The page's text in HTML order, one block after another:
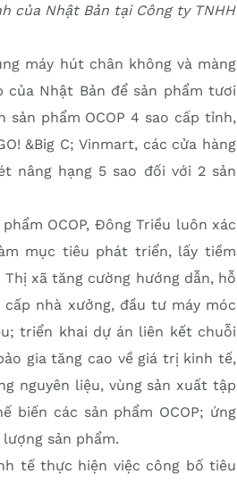
của Nhật Bản tại Công ty TNHH
máy hút chân không và màng
Nhật Bản để sản phẩm tươi
phẩm OCOP 4 sao cấp tỉnh,
&Big C; Vinmart, các cửa hàng
nâng hạng 5 sao đối với 2 sản
OCOP, Đông Triều luôn xác
mục tiêu phát triển, lấy tiềm
xã tăng cường hướng dẫn, hỗ
nhà xưởng, đầu tư máy móc
triển khai dự án liên kết chuỗi
gia tăng cao về giá trị kinh tế,
nguyên liệu, vùng sản xuất tập
biến các sản phẩm OCOP; ứng
sản phẩm.
tế thực hiện việc công bố tiêu